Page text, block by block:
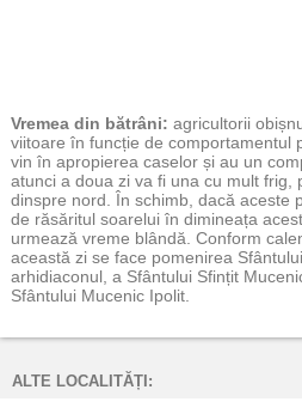
Vremea din bătrâni: agricultorii
viitoare în funcție de comportamentul
vin în apropierea caselor și au un
atunci a doua zi va fi una cu mult frig,
dinspre nord. În schimb, dacă aceste
de răsăritul soarelui în dimineața
urmează vreme blândă. Conform
această zi se face pomenirea
arhidiaconul, a Sfântului Sfințit
Sfântului Mucenic Ipolit.
ALTE LOCALITĂȚI: